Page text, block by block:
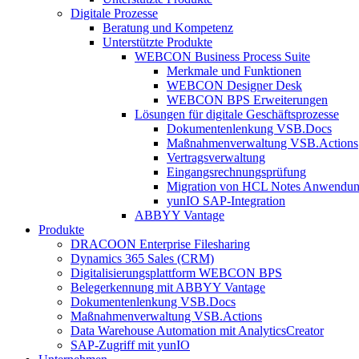
Digitale Prozesse
Beratung und Kompetenz
Unterstützte Produkte
WEBCON Business Process Suite
Merkmale und Funktionen
WEBCON Designer Desk
WEBCON BPS Erweiterungen
Lösungen für digitale Geschäftsprozesse
Dokumentenlenkung VSB.Docs
Maßnahmenverwaltung VSB.Actions
Vertragsverwaltung
Eingangsrechnungs­prüfung
Migration von HCL Notes
yunIO SAP-Integration
ABBYY Vantage
Produkte
DRACOON Enterprise Filesharing
Dynamics 365 Sales (CRM)
Digitalisierungsplattform WEBCON BPS
Belegerkennung mit ABBYY Vantage
Dokumentenlenkung VSB.Docs
Maßnahmenverwaltung VSB.Actions
Data Warehouse Automation mit AnalyticsCreator
SAP-Zugriff mit yunIO